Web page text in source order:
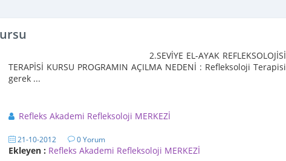
2.SEVİYE EL-AYAK REFLEKSOLOJİSİ
TERAPİSİ KURSU PROGRAMIN AÇILMA NEDENİ : Refleksoloji Terapisi
gerek ...
Refleks Akademi Refleksoloji MERKEZİ
21-10-2012 0 Yorum
Ekleyen : Refleks Akademi Refleksoloji MERKEZİ